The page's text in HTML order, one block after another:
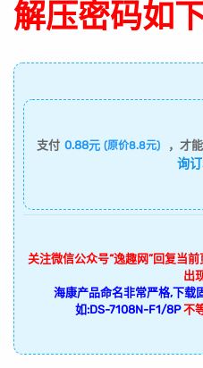
解压密码如下
支付 0.88元 (原价8.8元) ，才
询
关注微信公众号“逸趣网”回复当
出
海康产品命名非常严格,下载
如:DS-7108N-F1/8P 不